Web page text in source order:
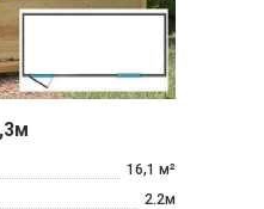
16,1 м²
2.2м